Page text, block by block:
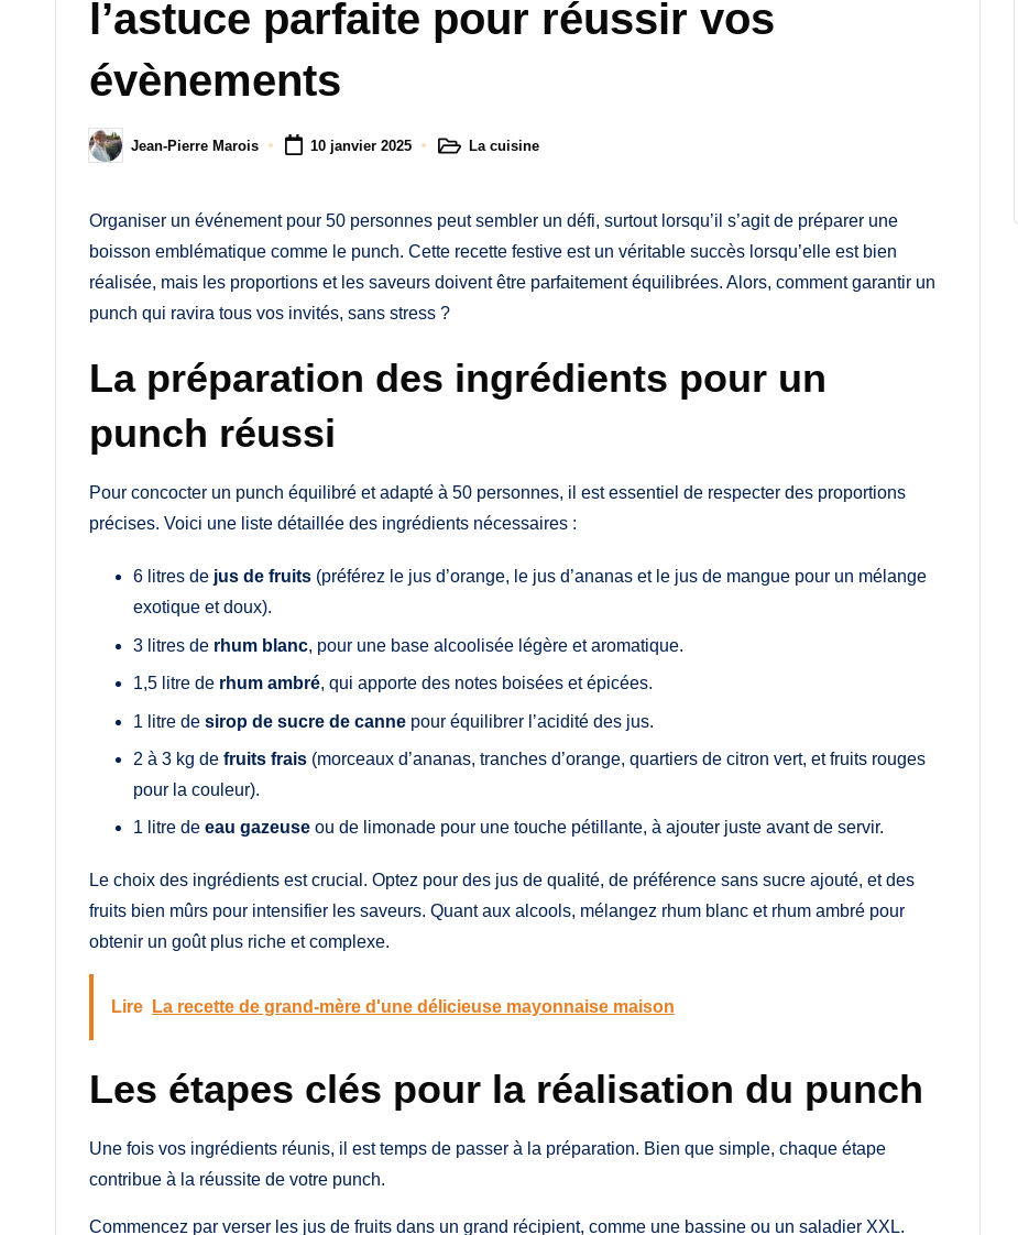
l’astuce parfaite pour réussir vos
évènements
PostedJean-Pierre Marois 10 janvier 2025
PostedLa cuisine
Organiser un événement pour 50 personnes peut sembler un défi, surtout lorsqu’il s’agit de préparer une
boisson emblématique comme le punch. Cette recette festive est un véritable succès lorsqu’elle est bien
réalisée, mais les proportions et les saveurs doivent être parfaitement équilibrées. Alors, comment garantir un
punch qui ravira tous vos invités, sans stress ?
La préparation des ingrédients pour un
punch réussi
Pour concocter un punch équilibré et adapté à 50 personnes, il est essentiel de respecter des proportions
précises. Voici une liste détaillée des ingrédients nécessaires :
6 litres de jus de fruits (préférez le jus d’orange, le jus d’ananas et le jus de mangue pour un mélange
exotique et doux).
3 litres de rhum blanc, pour une base alcoolisée légère et aromatique.
1,5 litre de rhum ambré, qui apporte des notes boisées et épicées.
1 litre de sirop de sucre de canne pour équilibrer l’acidité des jus.
2 à 3 kg de fruits frais (morceaux d’ananas, tranches d’orange, quartiers de citron vert, et fruits rouges
pour la couleur).
1 litre de eau gazeuse ou de limonade pour une touche pétillante, à ajouter juste avant de servir.
Le choix des ingrédients est crucial. Optez pour des jus de qualité, de préférence sans sucre ajouté, et des
fruits bien mûrs pour intensifier les saveurs. Quant aux alcools, mélangez rhum blanc et rhum ambré pour
obtenir un goût plus riche et complexe.
Lire La recette de grand-mère d'une délicieuse mayonnaise maison
Les étapes clés pour la réalisation du punch
Une fois vos ingrédients réunis, il est temps de passer à la préparation. Bien que simple, chaque étape
contribue à la réussite de votre punch.
Commencez par verser les jus de fruits dans un grand récipient, comme une bassine ou un saladier XXL.